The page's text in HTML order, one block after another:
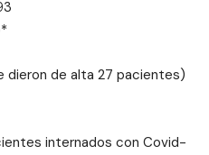
dieron de alta 27 pacientes)
internados con Covid-